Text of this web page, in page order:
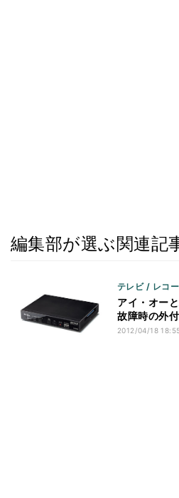
編集部が選ぶ関連記
テレビ / レコ
アイ・オー
故障時の外
2012/04/18